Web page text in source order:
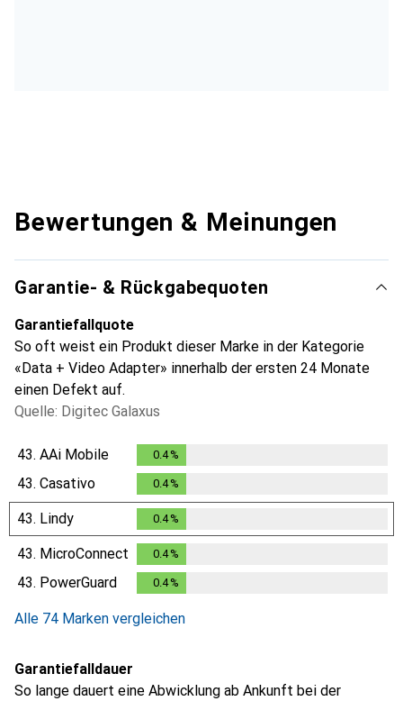
Bewertungen & Meinungen
Garantie- & Rückgabequoten
Garantiefallquote
So oft weist ein Produkt dieser Marke in der Kategorie
«Data + Video Adapter» innerhalb der ersten 24 Monate
einen Defekt auf.
Quelle: Digitec Galaxus
43. AAi Mobile 0.4%
43. Casativo 0.4%
43. Lindy 0.4%
43. MicroConnect 0.4%
43. PowerGuard 0.4%
Alle 74 Marken vergleichen
Garantiefalldauer
So lange dauert eine Abwicklung ab Ankunft bei der